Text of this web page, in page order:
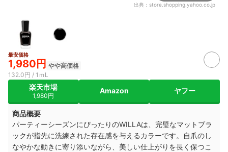
出典： store.shopping.yahoo.co.jp
最安価格
1,980円 やや高価格
132.0円 / 1ｍL
楽天市場
1,980円
Amazon ヤフー
商品概要
パーティーシーズンにぴったりのWILLAは、完璧なマットブラ
ックが指先に洗練された存在感を与えるカラーです。自爪のし
なやかな動きに寄り添いながら、美しい仕上がりを長く保つこ